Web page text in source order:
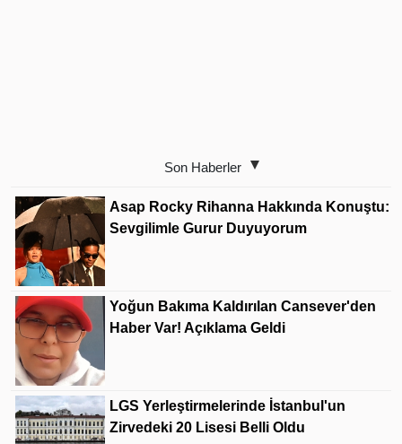
Son Haberler
Asap Rocky Rihanna Hakkında Konuştu:
Sevgilimle Gurur Duyuyorum
Yoğun Bakıma Kaldırılan Cansever'den
Haber Var! Açıklama Geldi
LGS Yerleştirmelerinde İstanbul'un
Zirvedeki 20 Lisesi Belli Oldu